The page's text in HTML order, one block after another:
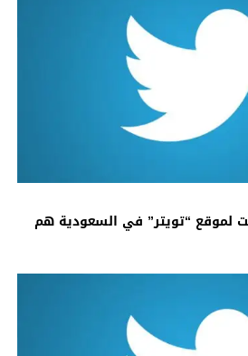
لموقع “تويتر” في السعودية هم